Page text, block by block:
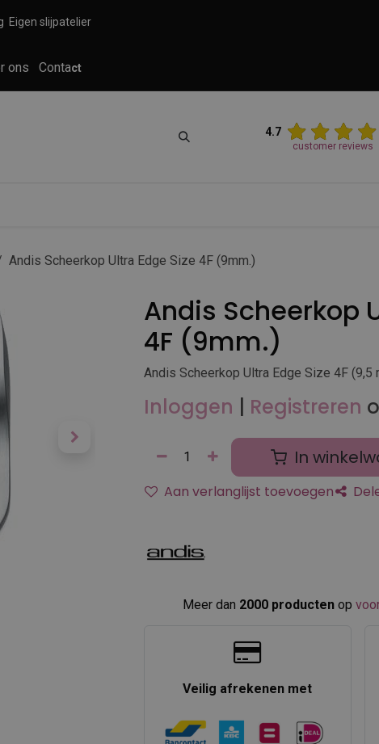
Eigen slijpatelier
ons Contact
4.7
customer reviews
Andis Scheerkop Ultra Edge Size 4F (9mm.)
Andis Scheerkop
4F (9mm.)
Andis Scheerkop Ultra Edge Size 4F (9,5
Inloggen | Registreren
In
Aan verlanglijst toevoegen
Meer dan 2000 producten op
Veilig afrekenen met